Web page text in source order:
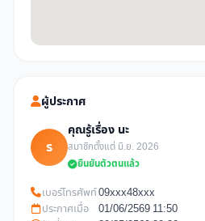
ผู้ประกาศ
ร
คุณรู้เรื่อง นะ
สมาชิกตั้งแต่ มิ.ย. 2026
ยืนยันตัวตนแล้ว
เบอร์โทรศัพท์09xxx48xxx
ประกาศเมื่อ
01/06/2569 11:50